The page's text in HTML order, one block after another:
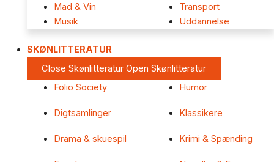
Mad & Vin
Musik
Transport
Uddannelse
SKØNLITTERATUR
Close Skønlitteratur Open Skønlitteratur
Folio Society
Digtsamlinger
Drama & skuespil
Humor
Klassikere
Krimi & Spænding